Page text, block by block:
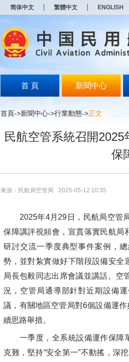
简体中文 繁體中文 ENGLISH
首 頁 新聞中心
首頁->新聞中心->行業動態->正文
民航空管系統召開
保
來源：民航局空管局 2025-05-12 10:35
2025年4月29日，民航局空管局
保障講評視頻會，宣貫落實民航局
研討交流一季度典型事件案例，
勢，並對紮實做好下階段設備安全
局長包毅同志出席會議並講話。空
況，空管局通導部針對近期設備
議，有關地區空管局對6個設備運
續思路舉措。
一季度，全系統設備運作保障
克難，堅持“安全第一”不動搖，深